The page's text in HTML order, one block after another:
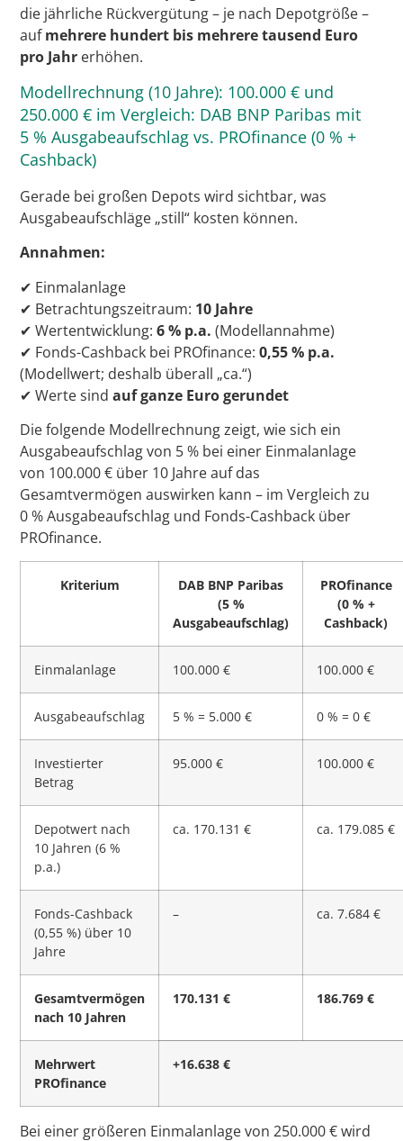
die jährliche Rückvergütung – je nach Depotgröße –
aufmehrere hundert bis mehrere tausend Euro
pro Jahr erhöhen.
Modellrechnung (10 Jahre): 100.000 € und
250.000 € im Vergleich: DAB BNP Paribas mit
5 % Ausgabeaufschlag vs. PROfinance (0 % +
Cashback)
Gerade bei großen Depots wird sichtbar, was
Ausgabeaufschläge „still“ kosten können.
Annahmen:
✔ Einmalanlage
✔ Betrachtungszeitraum: 10 Jahre
✔ Wertentwicklung:6 % p.a. (Modellannahme)
✔ Fonds-Cashback bei PROfinance:0,55 % p.a.
(Modellwert; deshalb überall „ca.“)
✔ Werte sindauf ganze Euro gerundet
Die folgende Modellrechnung zeigt, wie sich ein
Ausgabeaufschlag von 5 % bei einer Einmalanlage
von 100.000 € über 10 Jahre auf das
Gesamtvermögen auswirken kann – im Vergleich zu
0 % Ausgabeaufschlag und Fonds-Cashback über
PROfinance.
Kriterium
DAB BNP Paribas
(5 %
Ausgabeaufschlag)
PROfinance
(0 % +
Cashback)
Einmalanlage 100.000 € 100.000 €
Ausgabeaufschlag 5 % = 5.000 € 0 % = 0 €
Investierter
Betrag
95.000 € 100.000 €
Depotwert nach
10 Jahren (6 %
p.a.)
ca. 170.131 € ca. 179.085 €
Fonds-Cashback
(0,55 %) über 10
Jahre
– ca. 7.684 €
Gesamtvermögen
nach 10 Jahren
170.131 € 186.769 €
Mehrwert
PROfinance
+16.638 €
Bei einer größeren Einmalanlage von 250.000 € wird